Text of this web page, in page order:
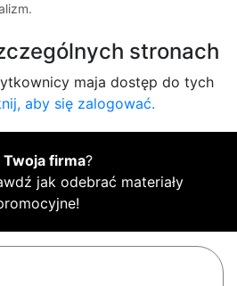
stronach
maja dostęp do tych
aby się zalogować.
Twoja firma?
jak odebrać materiały